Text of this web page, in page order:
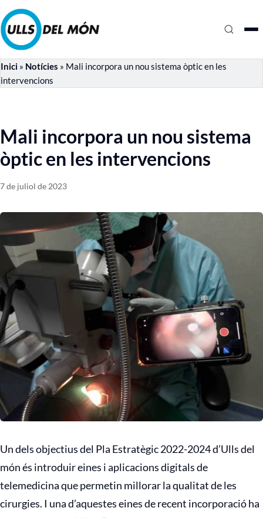
Inici » Notícies » Mali incorpora un nou sistema òptic en les
intervencions
Mali incorpora un nou sistema
òptic en les intervencions
7 de juliol de 2023
Un dels objectius del Pla Estratègic 2022-2024 d’Ulls del
món és introduir eines i aplicacions digitals de
telemedicina que permetin millorar la qualitat de les
cirurgies. I una d’aquestes eines de recent incorporació ha